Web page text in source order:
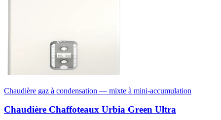
Chaudière gaz à condensation — mixte à mini-accumulation
Chaudière Chaffoteaux Urbia Green Ultra